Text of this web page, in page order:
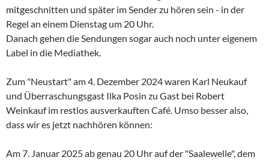
mitgeschnitten und später im Sender zu hören sein - in der
Regel an einem Dienstag um 20 Uhr.
Danach gehen die Sendungen sogar auch noch unter eigenem
Label in die Mediathek.
Zum "Neustart" am 4. Dezember 2024 waren Karl Neukauf
und Überraschungsgast Ilka Posin zu Gast bei Robert
Weinkauf im restlos ausverkauften Café. Umso besser also,
dass wir es jetzt nachhören können:
Am 7. Januar 2025 ab genau 20 Uhr auf der "Saalewelle", dem